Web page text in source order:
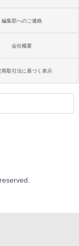
編集部へのご連絡
会社概要
商取引法に基づく表示